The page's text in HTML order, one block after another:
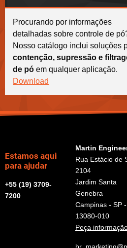
Procurando por informações
detalhadas sobre controle de
Nosso catálogo inclui soluções
contenção, supressão e
de pó em qualquer aplicação.
Download
Estamos aqui
para ajudar
+55 (19) 3709-
7200
Martin
Rua Estácio de
2104
Jardim Santa
Genebra
Campinas - SP
13080-010
Peça